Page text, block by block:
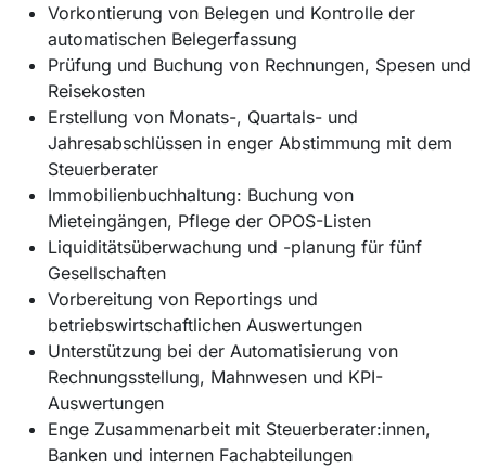
Vorkontierung von Belegen und Kontrolle der
automatischen Belegerfassung
Prüfung und Buchung von Rechnungen, Spesen und
Reisekosten
Erstellung von Monats-, Quartals- und
Jahresabschlüssen in enger Abstimmung mit dem
Steuerberater
Immobilienbuchhaltung: Buchung von
Mieteingängen, Pflege der OPOS-Listen
Liquiditätsüberwachung und -planung für fünf
Gesellschaften
Vorbereitung von Reportings und
betriebswirtschaftlichen Auswertungen
Unterstützung bei der Automatisierung von
Rechnungsstellung, Mahnwesen und KPI-
Auswertungen
Enge Zusammenarbeit mit Steuerberater:innen,
Banken und internen Fachabteilungen